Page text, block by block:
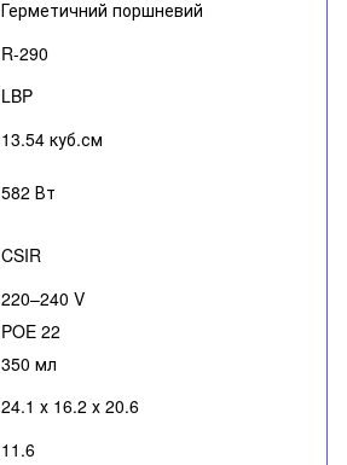
Герметичний поршневий
R-290
LBP
13.54 куб.см
582 Вт
CSIR
220–240 V
POE 22
350 мл
24.1 х 16.2 х 20.6
11.6